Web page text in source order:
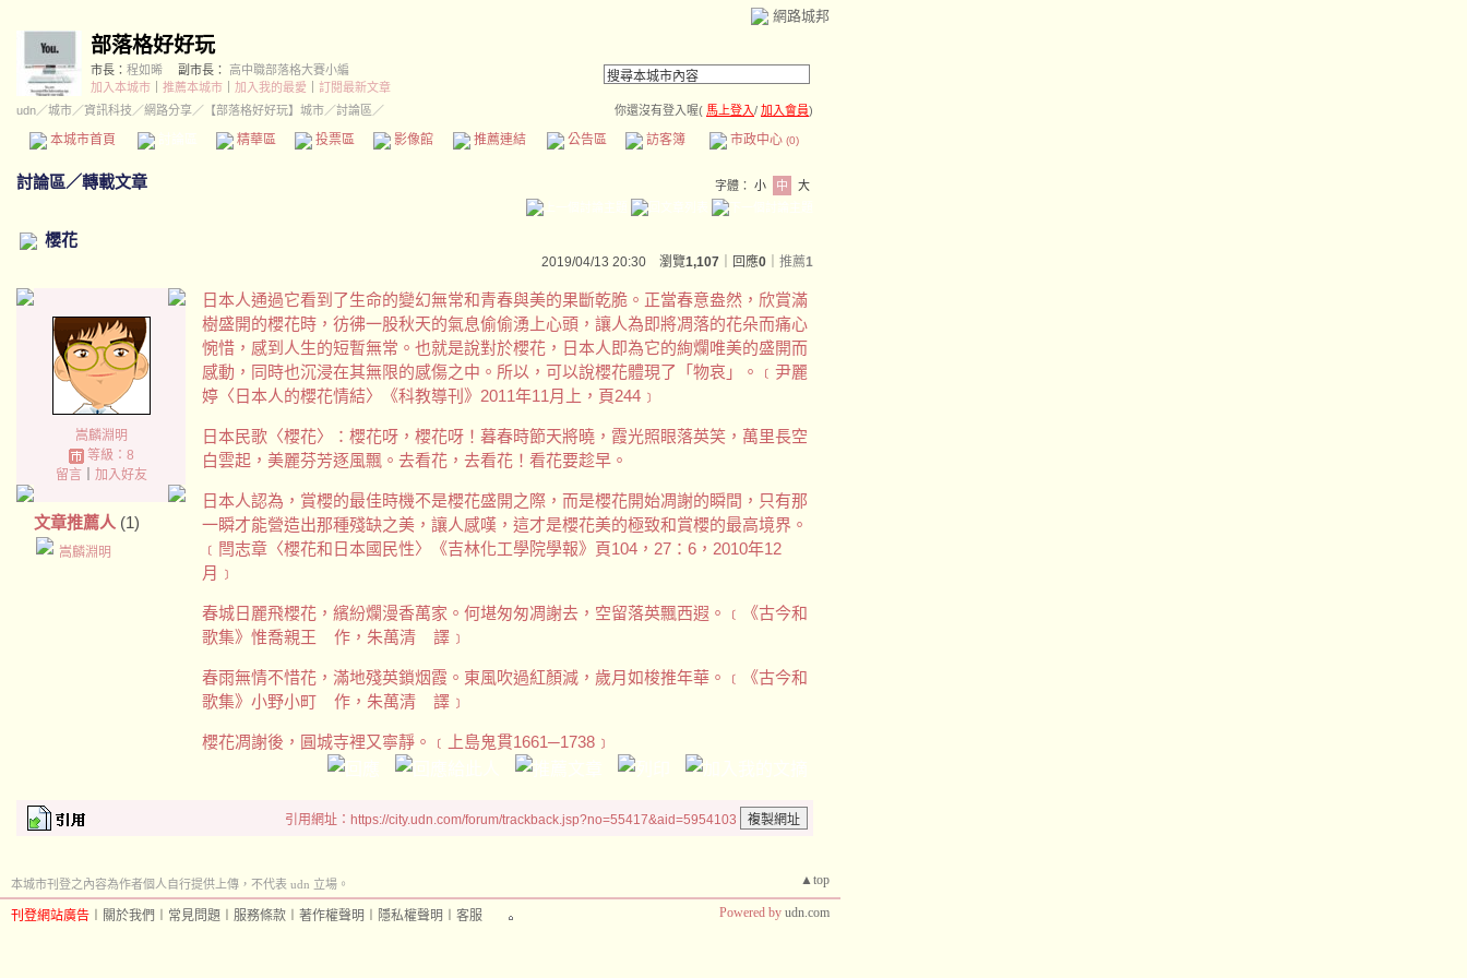
網路城邦
部落格好好玩
市長： 程如晞 副市長： 高中職部落格大賽小編
加入本城市
推薦本城市 加入我的最愛
訂閱最新文章
udn／城市／資訊科技 ／網路分享／ 【部落格好好玩】城市／討論區／ 你還沒有登入喔( 馬上登入/ 加入會員)
本城市首頁 精華區 投票區 影像館 推薦連結 公告區 訪客簿 市政中心 (0)
討論區／轉載文章 字體： 小 中 大
櫻花
2019/04/13 20:30 瀏覽1,107 ｜回應0 推薦1
嵩麟淵明
等級：8
留言｜ 加入好友
文章推薦人 (1)
嵩麟淵明
日本人通過它看到了生命的變幻無常和青春與美的果斷乾脆。正當春意盎然，欣賞滿
樹盛開的櫻花時，彷彿一股秋天的氣息偷偷湧上心頭，讓人為即將凋落的花朵而痛心
惋惜，感到人生的短暫無常。也就是說對於櫻花，日本人即為它的絢爛唯美的盛開而
感動，同時也沉浸在其無限的感傷之中。所以，可以說櫻花體現了「物哀」。﹝尹麗
婷〈日本人的櫻花情結〉《科教導刊》2011年11月上，頁244﹞
日本民歌〈櫻花〉：櫻花呀，櫻花呀！暮春時節天將曉，霞光照眼落英笑，萬里長空
白雲起，美麗芬芳逐風飄。去看花，去看花！看花要趁早。
日本人認為，賞櫻的最佳時機不是櫻花盛開之際，而是櫻花開始凋謝的瞬間，只有那
一瞬才能營造出那種殘缺之美，讓人感嘆，這才是櫻花美的極致和賞櫻的最高境界。
﹝閆志章〈櫻花和日本國民性〉《吉林化工學院學報》頁104，27：6，2010年12
月﹞
春城日麗飛櫻花，繽紛爛漫香萬家。何堪匆匆凋謝去，空留落英飄西遐。﹝《古今和
歌集》惟喬親王 作，朱萬清 譯﹞
春雨無情不惜花，滿地殘英鎖烟霞。東風吹過紅顏減，歲月如梭推年華。﹝《古今和
歌集》小野小町 作，朱萬清 譯﹞
櫻花凋謝後，圓城寺裡又寧靜。﹝上島鬼貫1661─1738﹞
引用網址：https://city.udn.com/forum/trackback.jsp?no=55417&aid=5954103
▲top
本城市刊登之內容為作者個人自行提供上傳，不代表 udn 立場。
刊登網站廣告 關於我們 常見問題 服務條款 著作權聲明 隱私權聲明 客服 Powered by udn.com